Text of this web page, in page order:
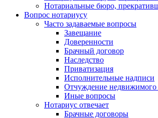
Нотариальные бюро,
Вопрос нотариусу
Часто задаваемые вопросы
Завещание
Доверенности
Брачный договор
Наследство
Приватизация
Исполнительные надписи
Отчуждение недвижимого
Иные вопросы
Нотариус отвечает
Брачные договоры